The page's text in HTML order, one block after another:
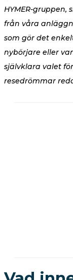
HYMER-gruppen,
från våra
som gör det
nybörjare eller
självklara valet
resedrömmar